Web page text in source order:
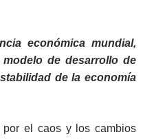
económica mundial,
de desarrollo de
de la economía
por el caos y los cambios